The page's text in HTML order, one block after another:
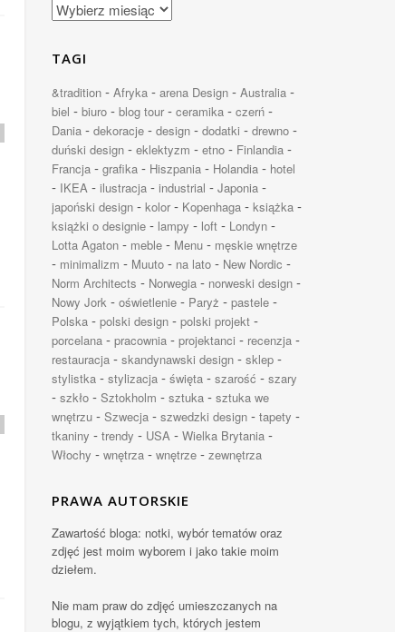
TAGI
&tradition- Afryka- arena Design- Australia-
biel - biuro- blog tour- ceramika- czerń-
Dania- dekoracje- design- dodatki - drewno-
duński design- eklektyzm - etno- Finlandia-
Francja- grafika- Hiszpania- Holandia- hotel
- IKEA - ilustracja- industrial - Japonia-
japoński design- kolor- Kopenhaga- książka-
książki o designie- lampy - loft- Londyn-
Lotta Agaton- meble- Menu- męskie wnętrze
- minimalizm - Muuto- na lato- New Nordic -
Norm Architects - Norwegia- norweski design-
Nowy Jork - oświetlenie- Paryż - pastele-
Polska- polski design- polski projekt-
porcelana- pracownia- projektanci - recenzja-
restauracja- skandynawski design- sklep-
stylistka- stylizacja- święta- szarość - szary
- szkło- Sztokholm - sztuka- sztuka we
wnętrzu- Szwecja- szwedzki design- tapety -
tkaniny - trendy - USA - Wielka Brytania-
Włochy - wnętrza- wnętrze- zewnętrza
PRAWA AUTORSKIE
Zawartość bloga: notki, wybór tematów oraz
zdjęć jest moim wyborem i jako takie moim
dziełem.
Nie mam praw do zdjęć umieszczanych na
blogu, z wyjątkiem tych, których jestem